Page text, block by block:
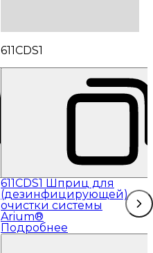
611CDS1
611CDS1 Шприц для
(дезинфицирующей)
очистки системы
Arium®
Подробнее